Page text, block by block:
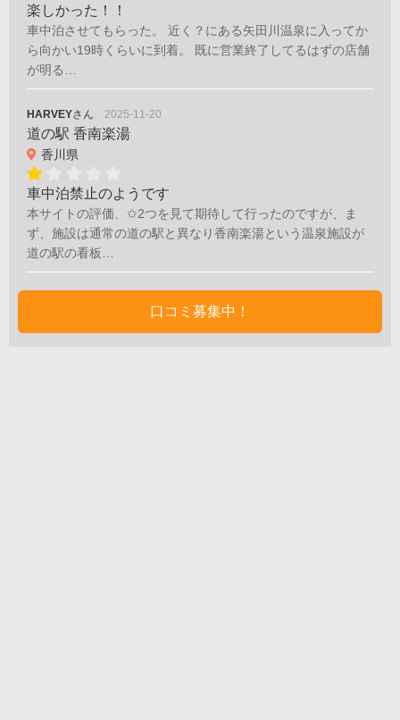
楽しかった！！
車中泊させてもらった。 近く？にある矢田川温泉に入ってか
ら向かい19時くらいに到着。 既に営業終了してるはずの店舗
が明る…
HARVEYさん 2025-11-20
道の駅 香南楽湯
香川県
車中泊禁止のようです
本サイトの評価、✩2つを見て期待して行ったのですが、ま
ず、施設は通常の道の駅と異なり香南楽湯という温泉施設が
道の駅の看板…
口コミ募集中！